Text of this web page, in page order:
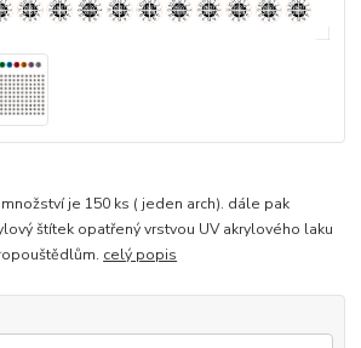
je 150 ks ( jeden arch). dále pak
štítek opatřený vrstvou UV akrylového laku
celý popis